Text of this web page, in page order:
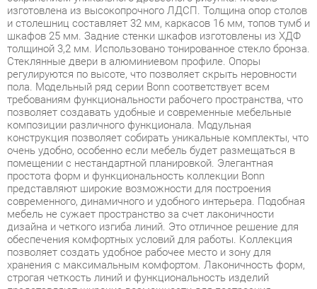
Стеклянные двери в алюминиевом профиле. Опоры
регулируются по высоте, что позволяет скрыть неровности
пола. Модельный ряд серии Bonn соответствует всем
требованиям функциональности рабочего пространства, что
позволяет создавать удобные и современные мебельные
композиции различного функционала. Модульная
конструкция позволяет собирать уникальные комплекты, что
очень удобно, особенно если мебель будет размещаться в
помещении с нестандартной планировкой. Элегантная
простота форм и функциональность коллекции Bonn
представляют широкие возможности для построения
современного, динамичного и удобного интерьера. Подобная
мебель не сужает пространство за счет лаконичности
дизайна и четкого изгиба линий. Это отличное решение для
обеспечения комфортных условий для работы. Коллекция
позволяет создать удобное рабочее место и зону для
хранения с максимальным комфортом. Лаконичность форм,
строгая четкость линий и функциональность изделий
представляют широкие возможности для построения
современного, динамичного и удобного интерьера. Bonn - это
отличное решение для обеспечения комфортных условий для
работы, позволяющее оптимизировать пространство без
ущерба для функциональности и удобства. Широкая база